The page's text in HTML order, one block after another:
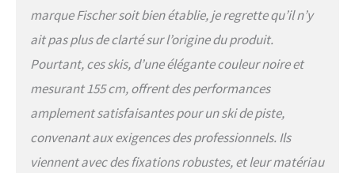
marque Fischer soit bien établie, je regrette qu’il n’y
ait pas plus de clarté sur l’origine du produit.
Pourtant, ces skis, d’une élégante couleur noire et
mesurant 155 cm, offrent des performances
amplement satisfaisantes pour un ski de piste,
convenant aux exigences des professionnels. Ils
viennent avec des fixations robustes, et leur matériau